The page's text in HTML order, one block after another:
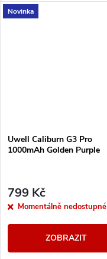
vapery. S barevným LCD
Novinka
Uwell Caliburn G3 Pro
1000mAh Golden Purple
799 Kč
Momentálně nedostupné
ZOBRAZIT